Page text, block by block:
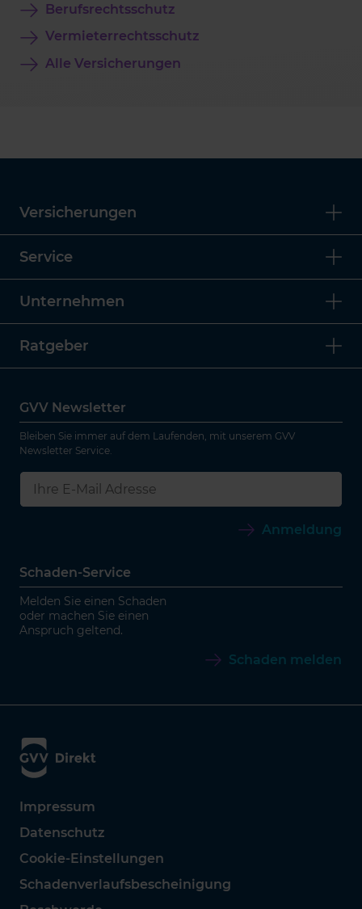
Berufsrechtsschutz
Vermieterrechtsschutz
Alle Versicherungen
Versicherungen
Service
Unternehmen
Ratgeber
GVV Newsletter
Bleiben Sie immer auf dem Laufenden, mit unserem GVV
Newsletter Service.
Anmeldung
Schaden-Service
Melden Sie einen Schaden
oder machen Sie einen
Anspruch geltend.
Schaden melden
Impressum
Datenschutz
Cookie-Einstellungen
Schadenverlaufsbescheinigung